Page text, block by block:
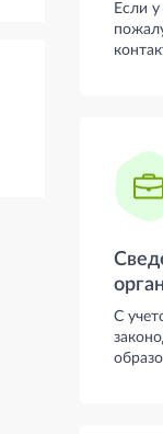
Если
С